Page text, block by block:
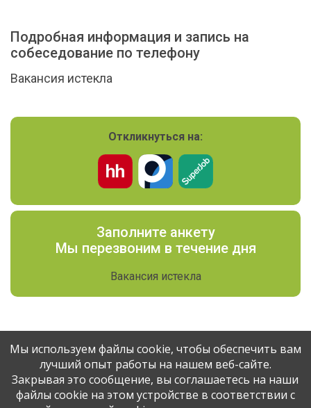
Подробная информация и запись на
собеседование по телефону
Вакансия истекла
Откликнуться на:
Заполните анкету
Мы перезвоним в течение дня
Вакансия истекла
Поделитесь вакансией с друзьями
Мы используем файлы cookie, чтобы обеспечить вам
лучший опыт работы на нашем веб-сайте.
Закрывая это сообщение, вы соглашаетесь на наши
файлы cookie на этом устройстве в соответствии с